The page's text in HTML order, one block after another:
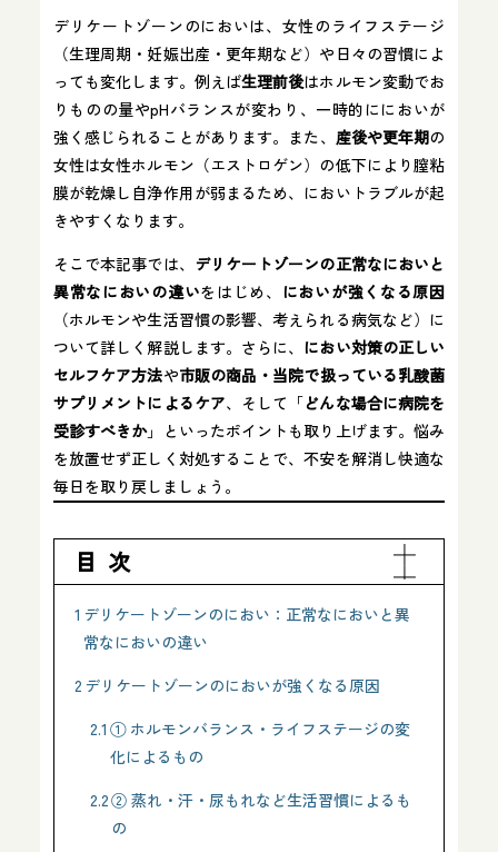
デリケートゾーンのにおいは、女性のライフステージ
（生理周期・妊娠出産・更年期など）や日々の習慣によ
っても変化します。例えば生理前後はホルモン変動でお
りものの量やpHバランスが変わり、一時的ににおいが
強く感じられることがあります​。また、 産後や更年期の
女性は女性ホルモン（エストロゲン）の低下により膣粘
膜が乾燥し自浄作用が弱まるため、においトラブルが起
きやすくなります​。
そこで本記事では、 デリケートゾーンの正常なにおいと
異常なにおいの違いをはじめ、
においが強くなる原因
（ホルモンや生活習慣の影響、考えられる病気など）に
ついて詳しく解説します。さらに、 におい対策の正しい
セルフケア方法や市販の商品・当院で扱っている乳酸菌
サプリメントによるケア、そして「どんな場合に病院を
受診すべきか」といったポイントも取り上げます。悩み
を放置せず正しく対処することで、不安を解消し快適な
毎日を取り戻しましょう。
目次
1 デリケートゾーンのにおい：正常なにおいと異
常なにおいの違い
2 デリケートゾーンのにおいが強くなる原因
2.1 ① ホルモンバランス・ライフステージの変
化によるもの
2.2② 蒸れ・汗・尿もれなど生活習慣によるも
の